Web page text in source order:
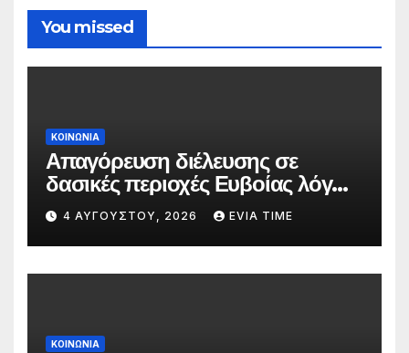
You missed
ΚΟΙΝΩΝΙΑ
Απαγόρευση διέλευσης σε
δασικές περιοχές Ευβοίας λόγω
πολύ υψηλού κινδύνου
πυρκαγιάς
4 ΑΥΓΟΎΣΤΟΥ, 2026 EVIA TIME
ΚΟΙΝΩΝΙΑ